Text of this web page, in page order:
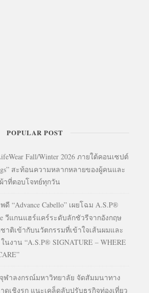
POPULAR POST
Fall/Winter 2026 ภายใต้คอนเซปต์
สะท้อนความหลากหลายของผู้คนและ
าที่ตอบโจทย์ทุกวัน
“Advance Cabello” เผยโฉม A.S.P®
วีแกนแฮร์แคร์ระดับลักชัวรีจากอังกฤษ
าติเข้ากับนวัตกรรมที่เข้าใจเส้นผมและ
งาน “A.S.P® SIGNATURE – WHERE
ฬาลงกรณ์มหาวิทยาลัย จัดสัมมนาทาง
ดเชิงรุก แนะเคล็ดลับปรับธุรกิจท่องเที่ยว